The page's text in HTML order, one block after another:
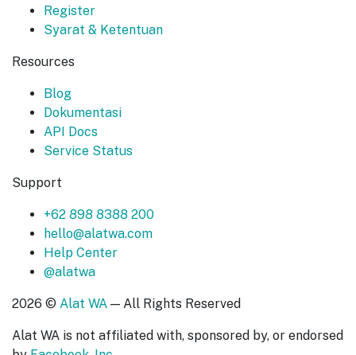
Register
Syarat & Ketentuan
Resources
Blog
Dokumentasi
API Docs
Service Status
Support
+62 898 8388 200
hello@alatwa.com
Help Center
@alatwa
2026 © Alat WA — All Rights Reserved
Alat WA is not affiliated with, sponsored by, or endorsed